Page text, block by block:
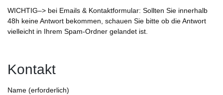
WICHTIG–> bei Emails & Kontaktformular: Sollten Sie innerhalb
48h keine Antwort bekommen, schauen Sie bitte ob die Antwort
vielleicht in Ihrem Spam-Ordner gelandet ist.
Kontakt
Name (erforderlich)